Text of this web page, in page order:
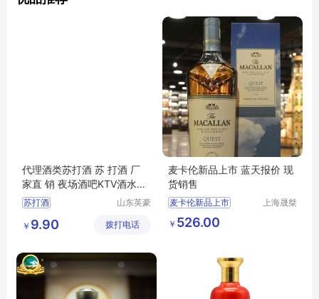
代理酒类苏打酒 苏 打酒 厂
家直 销 夜场酒吧KTV酒水价
格优惠
苏打酒
山东英豪
公司
￥ 9.90 拨打电话
麦卡伦新品上市 蓝天报价 现
货销售
麦卡伦新品上市
蓝天报价
现货销售
供应 食品生鲜
上海晟桀
￥ 526.00